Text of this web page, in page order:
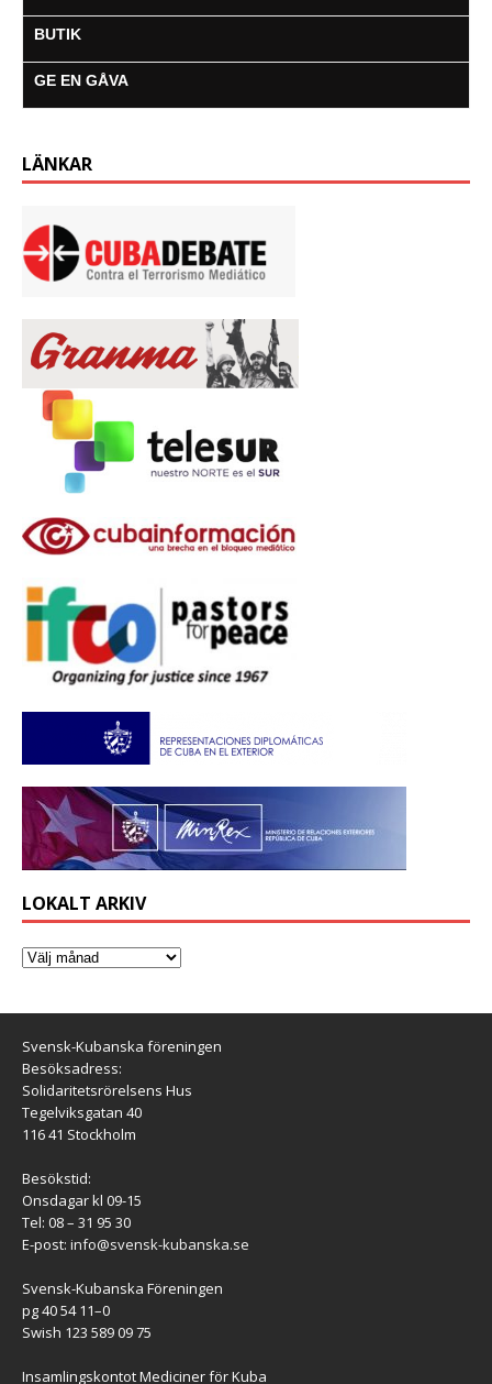
BUTIK
GE EN GÅVA
LÄNKAR
LOKALT ARKIV
Svensk-Kubanska föreningen
Besöksadress:
Solidaritetsrörelsens Hus
Tegelviksgatan 40
116 41 Stockholm
Besökstid:
Onsdagar kl 09-15
Tel: 08 – 31 95 30
E-post: info@svensk-kubanska.se
Svensk-Kubanska Föreningen
pg 40 54 11–0
Swish 123 589 09 75
Insamlingskontot Mediciner för Kuba